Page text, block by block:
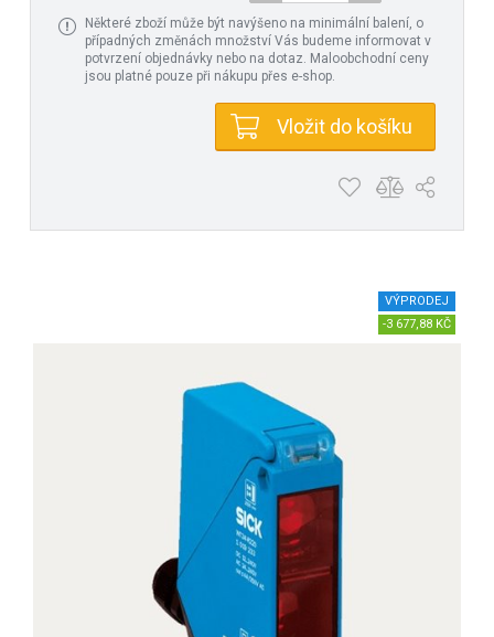
Některé zboží může být navýšeno na minimální balení, o
případných změnách množství Vás budeme informovat v
potvrzení objednávky nebo na dotaz. Maloobchodní ceny
jsou platné pouze při nákupu přes e-shop.
Vložit do košíku
VÝPRODEJ
-3 677,88 KČ